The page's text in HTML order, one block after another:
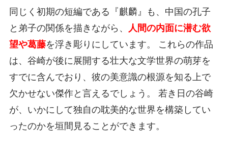
同じく初期の短編である『麒麟』も、中国の孔子
と弟子の関係を描きながら、
人間の内面に潜む欲
望や葛藤を浮き彫りにしています。 これらの作品
は、谷崎が後に展開する壮大な文学世界の萌芽を
すでに含んでおり、彼の美意識の根源を知る上で
欠かせない傑作と言えるでしょう。 若き日の谷崎
が、いかにして独自の耽美的な世界を構築してい
ったのかを垣間見ることができます。